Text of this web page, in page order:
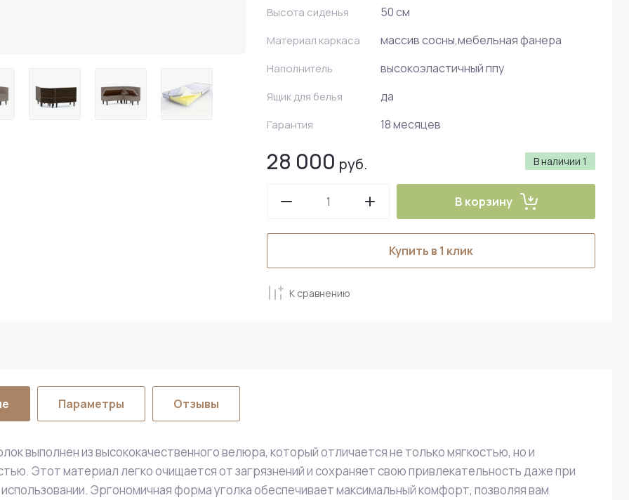
Высота сиденья 50 см
Материал каркаса массив сосны,мебельная фанера
Наполнитель высокоэластичный ппу
Ящик для белья да
Гарантия 18 месяцев
В наличии 1
28 000 руб.
В корзину
Купить в 1 клик
К сравнению
Параметры Отзывы
выполнен из высококачественного велюра, который отличается не только мягкостью, но и
Этот материал легко очищается от загрязнений и сохраняет свою привлекательность даже при
Эргономичная форма уголка обеспечивает максимальный комфорт, позволяя вам